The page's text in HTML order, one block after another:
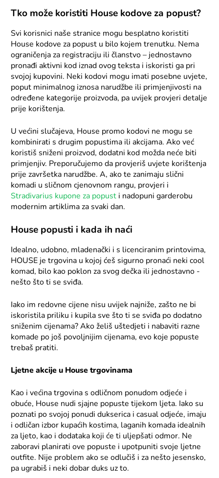
Tko može koristiti House kodove za popust?
Svi korisnici naše stranice mogu besplatno koristiti
House kodove za popust u bilo kojem trenutku. Nema
ograničenja za registraciju ili članstvo – jednostavno
pronađi aktivni kod iznad ovog teksta i iskoristi ga pri
svojoj kupovini. Neki kodovi mogu imati posebne uvjete,
poput minimalnog iznosa narudžbe ili primjenjivosti na
određene kategorije proizvoda, pa uvijek provjeri detalje
prije korištenja.
U većini slučajeva, House promo kodovi ne mogu se
kombinirati s drugim popustima ili akcijama. Ako već
koristiš sniženi proizvod, dodatni kod možda neće biti
primjenjiv. Preporučujemo da provjeriš uvjete korištenja
prije završetka narudžbe. A, ako te zanimaju slični
komadi u sličnom cjenovnom rangu, provjeri i
Stradivarius kupone za popust i nadopuni garderobu
modernim artiklima za svaki dan.
House popusti i kada ih naći
Idealno, udobno, mladenački i s licenciranim printovima,
HOUSE je trgovina u kojoj ćeš sigurno pronaći neki cool
komad, bilo kao poklon za svog dečka ili jednostavno -
nešto što ti se sviđa.
Iako im redovne cijene nisu uvijek najniže, zašto ne bi
iskoristila priliku i kupila sve što ti se sviđa po dodatno
sniženim cijenama? Ako želiš uštedjeti i nabaviti razne
komade po još povoljnijim cijenama, evo koje popuste
trebaš pratiti.
Ljetne akcije u House trgovinama
Kao i većina trgovina s odličnom ponudom odjeće i
obuće, House nudi sjajne popuste tijekom ljeta. Iako su
poznati po svojoj ponudi dukserica i casual odjeće, imaju
i odličan izbor kupaćih kostima, laganih komada idealnih
za ljeto, kao i dodataka koji će ti uljepšati odmor. Ne
zaboravi planirati ove popuste i upotpuniti svoje ljetne
outfite. Nije problem ako se odlučiš i za nešto jesensko,
pa ugrabiš i neki dobar duks uz to.